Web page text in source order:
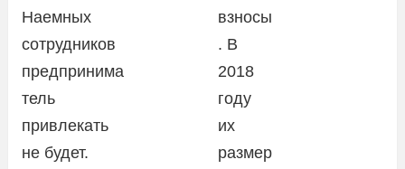
Наемных
сотрудников
предпринима
тель
привлекать
не будет.
взносы
. В
2018
году
их
размер